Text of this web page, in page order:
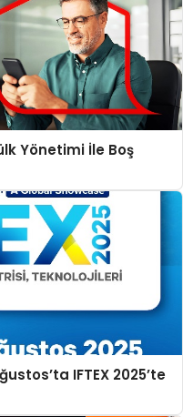
Yönetimi İle Boş
IFTEX 2025’te